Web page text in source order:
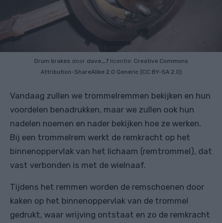
Drum brakes door dave_7 licentie: Creative Commons
Attribution-ShareAlike 2.0 Generic (CC BY-SA 2.0)
Vandaag zullen we trommelremmen bekijken en hun
voordelen benadrukken, maar we zullen ook hun
nadelen noemen en nader bekijken hoe ze werken.
Bij een trommelrem werkt de remkracht op het
binnenoppervlak van het lichaam (remtrommel), dat
vast verbonden is met de wielnaaf.
Tijdens het remmen worden de remschoenen door
kaken op het binnenoppervlak van de trommel
gedrukt, waar wrijving ontstaat en zo de remkracht